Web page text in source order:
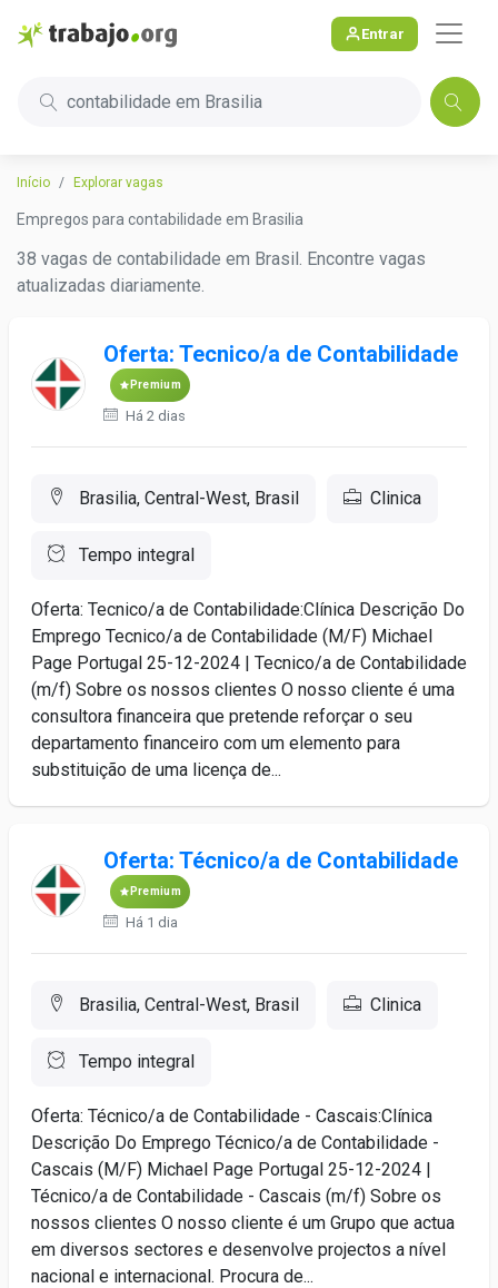
Entrar
contabilidade em Brasilia
Início Explorar vagas
Empregos para contabilidade em Brasilia
38 vagas de contabilidade em Brasil. Encontre vagas
atualizadas diariamente.
Oferta: Tecnico/a de Contabilidade
Premium
Há 2 dias
Brasilia, Central-West, Brasil Clinica
Tempo integral
Oferta: Tecnico/a de Contabilidade:Clínica Descrição Do
Emprego Tecnico/a de Contabilidade (M/F) Michael
Page Portugal 25-12-2024 | Tecnico/a de Contabilidade
(m/f) Sobre os nossos clientes O nosso cliente é uma
consultora financeira que pretende reforçar o seu
departamento financeiro com um elemento para
substituição de uma licença de...
Oferta: Técnico/a de Contabilidade
Premium
Há 1 dia
Brasilia, Central-West, Brasil Clinica
Tempo integral
Oferta: Técnico/a de Contabilidade - Cascais:Clínica
Descrição Do Emprego Técnico/a de Contabilidade -
Cascais (M/F) Michael Page Portugal 25-12-2024 |
Técnico/a de Contabilidade - Cascais (m/f) Sobre os
nossos clientes O nosso cliente é um Grupo que actua
em diversos sectores e desenvolve projectos a nível
nacional e internacional. Procura de...